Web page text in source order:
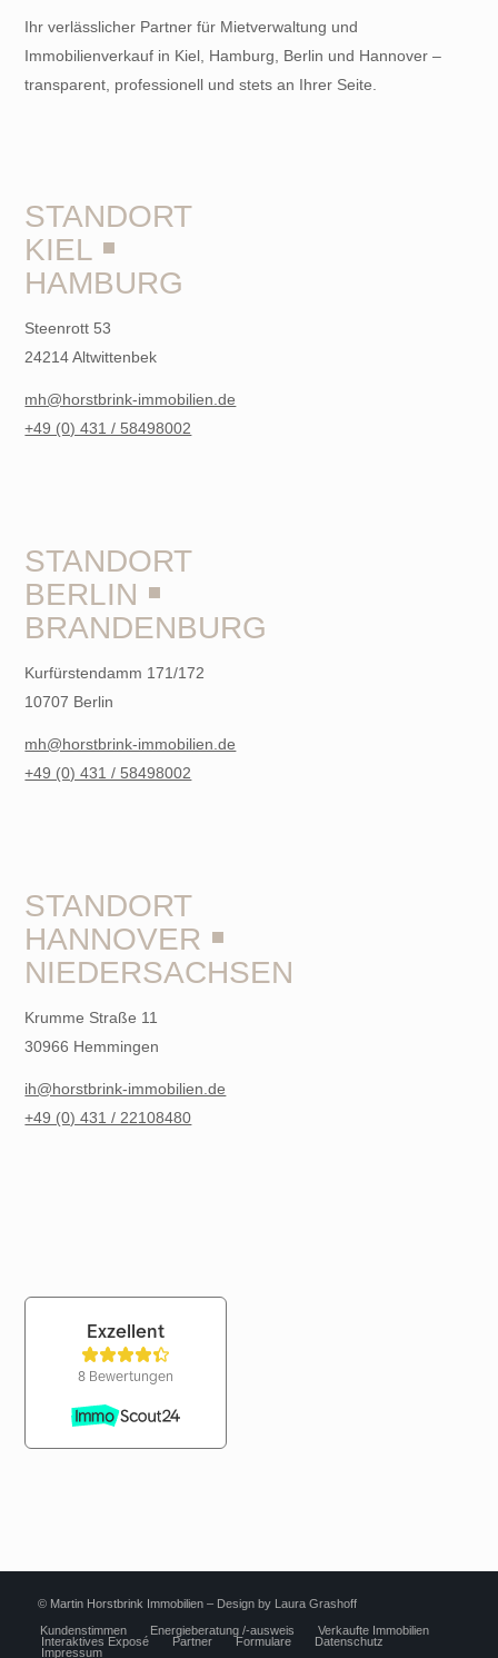
Ihr verlässlicher Partner für Mietverwaltung und
Immobilienverkauf in Kiel, Hamburg, Berlin und Hannover –
transparent, professionell und stets an Ihrer Seite.
STANDORT
KIEL ￭
HAMBURG
Steenrott 53
24214 Altwittenbek
mh@horstbrink-immobilien.de
+49 (0) 431 / 58498002
STANDORT
BERLIN ￭
BRANDENBURG
Kurfürstendamm 171/172
10707 Berlin
mh@horstbrink-immobilien.de
+49 (0) 431 / 58498002
STANDORT
HANNOVER ￭
NIEDERSACHSEN
Krumme Straße 11
30966 Hemmingen
ih@horstbrink-immobilien.de
+49 (0) 431 / 22108480
© Martin Horstbrink Immobilien – Design by Laura Grashoff
Kundenstimmen
Energieberatung /-ausweis
Verkaufte Immobilien
Interaktives Exposé
Partner Formulare
Datenschutz
Impressum